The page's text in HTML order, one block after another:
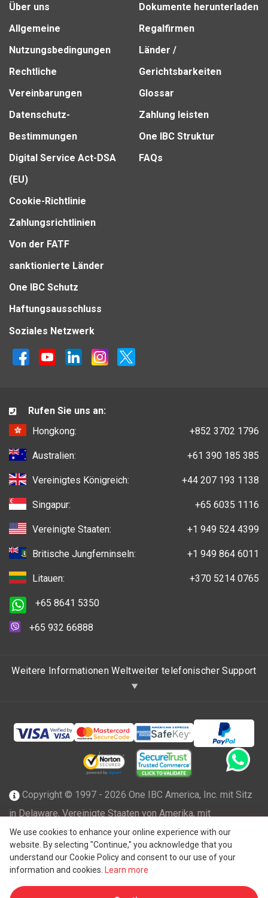
Über uns
Allgemeine
Nutzungsbedingungen
Rechtliche
Vereinbarungen
Datenschutz-
Bestimmungen
Digital Service Act-DSA
(EU)
Cookie-Richtlinie
Zahlungsrichtlinien
Von der FATF
sanktionierte Länder
One IBC Schutz
Haftungsausschluss
Dokumente herunterladen
Regalfirmen
Länder /
Gerichtsbarkeiten
Glossar
Zahlung leisten
One IBC Struktur
FAQs
Soziales Netzwerk
We use cookies to enhance your online experience with our
website. By selecting "Continue," you acknowledge that you
understand our Cookie Policy and consent to our use of your
information and cookies.
Learn more
Rufen Sie uns an:
Hongkong:
+852 3702 1796
Australien: +61 390 185 385
Vereinigtes Königreich: +44 207 193 1138
Singapur: +65 6035 1116
Vereinigte Staaten: +1 949 524 4399
Britische Jungferninseln: +1 949 864 6011
Litauen: +370 5214 0765
+65 8641 5350
+65 932 66888
Weitere Informationen Weltweiter telefonischer Support
Copyright © 1997 - 2026 One IBC America, Inc. mit Sitz
in Delaware, Vereinigte Staaten von Amerika, mit
beschränkter Haftung und Mitgliedsfirma des One IBC
Netzwerks einer unabhängigen und separaten juristischen
Person, die mit der One IBC®Group ("
einer Schweizer Einheit, verbunden ist. Alle Rechte